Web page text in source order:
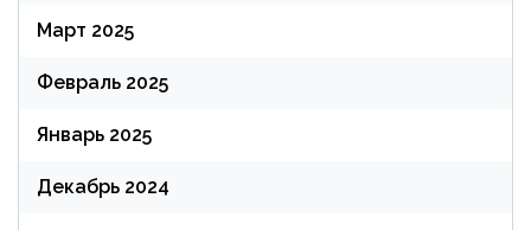
Март 2025
Февраль 2025
Январь 2025
Декабрь 2024